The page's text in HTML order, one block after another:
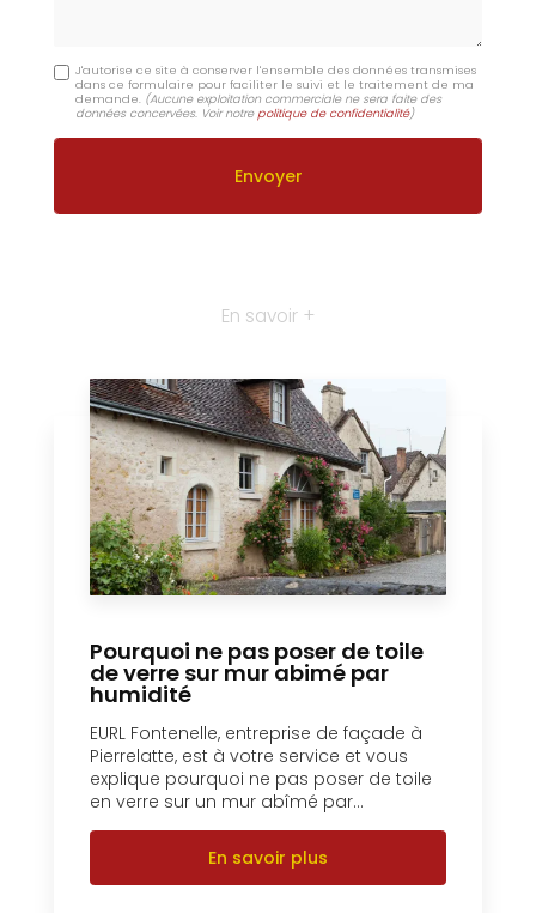
J'autorise ce site à conserver l'ensemble des données transmises
dans ce formulaire pour faciliter le suivi et le traitement de ma
demande. (Aucune exploitation commerciale ne sera faite des
données concervées. Voir notrepolitique de confidentialité)
En savoir +
Pourquoi ne pas poser de toile
de verre sur mur abimé par
humidité
EURL Fontenelle, entreprise de façade à
Pierrelatte, est à votre service et vous
explique pourquoi ne pas poser de toile
en verre sur un mur abîmé par...
En savoir plus